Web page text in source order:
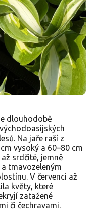
dlouhodobě
Na jaře raší z
vysoký a 60–80 cm
srdčité, jemně
tmavozeleným
V červenci až
květy, které
zatažené
či čechravami.